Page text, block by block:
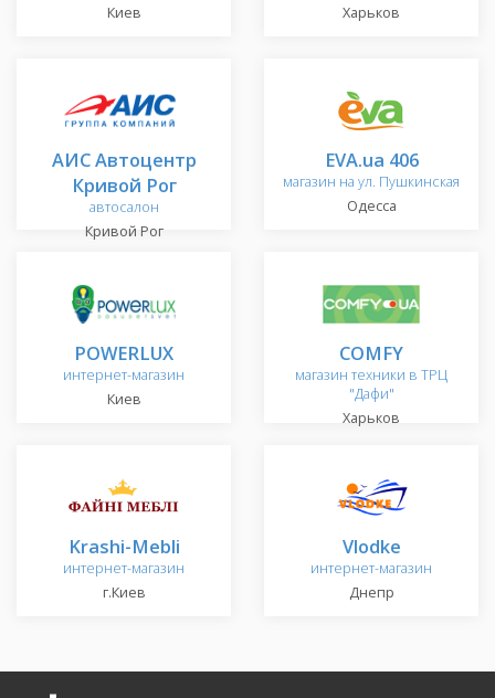
Киев
Харьков
АИС Автоцентр
Кривой Рог
автосалон
Кривой Рог
EVA.ua 406
магазин на ул. Пушкинская
Одесса
POWERLUX
интернет-магазин
Киев
COMFY
магазин техники в ТРЦ
"Дафи"
Харьков
Krashi-Mebli
интернет-магазин
г.Киев
Vlodke
интернет-магазин
Днепр